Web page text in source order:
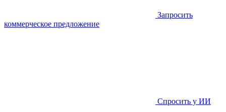
Запросить
коммерческое предложение
Спросить у ИИ